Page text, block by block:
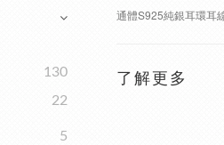
130
22
5
通體S925純銀耳環耳
了解更多